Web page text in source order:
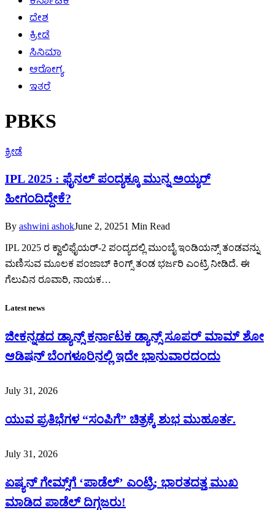
ದೇಶ
ಕ್ರೀಡೆ
ಸಿನಿಮಾ
ಆರೋಗ್ಯ
ಇತರೆ
PBKS
ಕ್ರೀಡೆ
IPL 2025 : ಫೈನಲ್‌ ಪಂದ್ಯಕ್ಕೂ ಮುನ್ನ ಅಯ್ಯರ್‌
ಹೀಗಂದಿದ್ದೇಕೆ?
By ashwini ashokJune 2, 20251 Min Read
IPL 2025 ರ ಕ್ವಾಲಿಫೈಯರ್-2 ಪಂದ್ಯದಲ್ಲಿ ಮುಂಬೈ ಇಂಡಿಯನ್ಸ್ ತಂಡವನ್ನು
ಮಣಿಸುವ ಮೂಲಕ ಪಂಜಾಬ್ ಕಿಂಗ್ಸ್ ತಂಡ ಭರ್ಜರಿ ಎಂಟ್ರಿ ನೀಡಿದೆ. ಈ
ಗೆಲುವಿನ ರೂವಾರಿ, ನಾಯಕ…
Latest news
ಜೀಕನ್ನಡದ ಡ್ಯಾನ್ಸ್ ಕರ್ನಾಟಕ ಡ್ಯಾನ್ಸ್ ಸೂಪರ್ ಮಾಮ್ ಶೋ
ಆಡಿಷನ್ ಬೆಂಗಳೂರಿನಲ್ಲಿ ಇದೇ ಭಾನುವಾರದಂದು
July 31, 2026
ಯುವ ಪ್ರತಿಭೆಗಳ “ಸಂಪಿಗೆ” ಚಿತ್ರಕ್ಕೆ ಶುಭ ಮುಹೂರ್ತ.
July 31, 2026
ಏಷ್ಯನ್ ಗೇಮ್ಸ್‌ಗೆ ‘ಪಾಡೆಲ್’ ಎಂಟ್ರಿ; ಭಾರತದತ್ತ ಮುಖ
ಮಾಡಿದ ಪಾಡೆಲ್ ದಿಗ್ಗಜರು!